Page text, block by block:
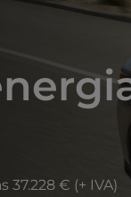
37.228 € (+ IVA)